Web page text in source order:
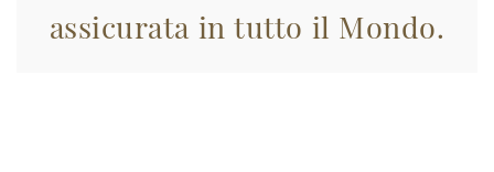
assicurata in tutto il Mondo.